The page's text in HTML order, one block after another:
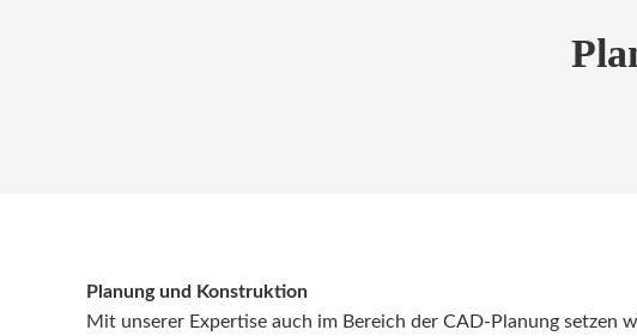
Planung und Konstruktion
Mit unserer Expertise auch im Bereich der CAD-Planung